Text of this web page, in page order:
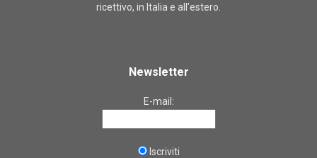
ricettivo, in Italia e all’estero.
Newsletter
E-mail:
Iscriviti